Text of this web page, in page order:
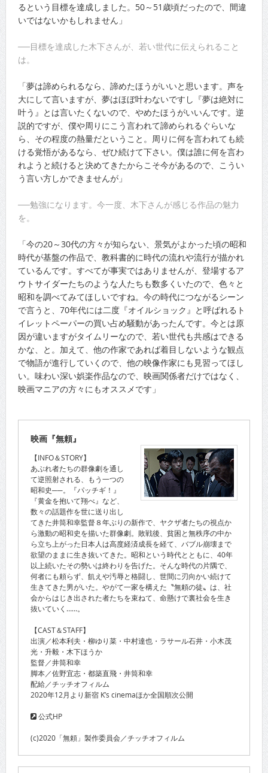
るという目標を達成しました。50～51歳頃だったので、間違
いではないかもしれません」
──目標を達成した木下さんが、若い世代に伝えられること
は。
「夢は諦められるなら、諦めたほうがいいと思います。声を
大にして言いますが、夢はほぼ叶わないですし『夢は絶対に
叶う』とは言いたくないので、やめたほうがいいんです。逆
説的ですが、僕や周りにこう言われて諦められるぐらいな
ら、その程度の熱量だということ。周りに何を言われても続
ける覚悟があるなら、ぜひ続けて下さい。僕は誰に何を言わ
れようと続けると決めてきたからこそ今があるので、こうい
う言い方しかできませんが」
──勉強になります。今一度、木下さんが感じる作品の魅力
を。
「今の20～30代の方々が知らない、景気がよかった頃の昭和
時代が基盤の作品で、教科書的に時代の流れや流行が描かれ
ているんです。すべてが事実ではありませんが、登場するア
ウトサイダーたちのような人たちも数多くいたので、色々と
昭和を調べてみてほしいですね。今の時代につながるシーン
で言うと、70年代には二度『オイルショック』と呼ばれるト
イレットペーパーの買い占め騒動があったんです。今とは原
因が違いますがタイムリーなので、若い世代も共感はできる
かな、と。加えて、他の作家であれば着目しないような観点
で物語が進行していくので、他の映像作家にも見習ってほし
い。味わい深い娯楽作品なので、映画関係者だけではなく、
映画マニアの方々にもオススメです」
映画『無頼』
【INFO＆STORY】
あぶれ者たちの群像劇を通し
て逆照射される、もう一つの
昭和史──。『パッチギ！』
『黄金を抱いて翔べ』など、
数々の話題作を世に送り出し
てきた井筒和幸監督８年ぶりの新作で、ヤクザ者たちの視点か
ら激動の昭和史を描いた群像劇。敗戦後、貧困と無秩序の中か
ら立ち上がった日本人は高度経済成長を経て、バブル崩壊まで
欲望のままに生き抜いてきた。昭和という時代とともに、40年
以上続いたその勢いは終わりを告げた。そんな時代の片隅で、
何者にも頼らず、飢えや汚辱と格闘し、世間に刃向かい続けて
生きてきた男がいた。やがて一家を構えた〝無頼の徒〟は、社
会からはじき出された者たちを束ねて、命懸けで裏社会を生き
抜いていく……。
【CAST＆STAFF】
出演／松本利夫・柳ゆり菜・中村達也・ラサール石井・小木茂
光・升毅・木下ほうか
監督／井筒和幸
脚本／佐野宜志・都築直飛・井筒和幸
配給／チッチオフィルム
2020年12月より新宿 K’s cinemaほか全国順次公開
公式HP
(c)2020「無頼」製作委員会／チッチオフィルム